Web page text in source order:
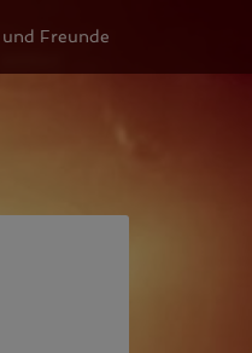
Freunde